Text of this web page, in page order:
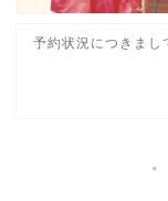
予約状況につきまし